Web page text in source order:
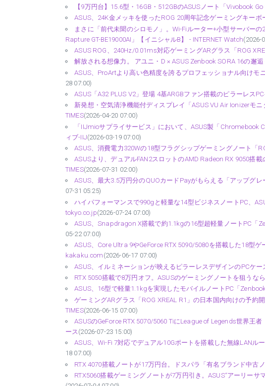
【9万円台】15.6型・16GB・512GBのASUSノート「Vivobook
ASUS、24K金メッキを使ったROG 20周年記念ゲーミングキー
まさに「前代未聞のシロモノ」。Wi-Fiルーター+小型サーバー
Rapture GT-BE19000AI」【イニシャルB】 - INTERNET Watch(2026-
ASUS ROG、240Hz/0.01ms対応ゲーミングARグラス「ROG
解放される想像力。 アユニ・D × ASUS Zenbook SORA 16の邂逅
ASUS、ProArtより高い色精度を誇るプロフェッショナル向けモ
28 07:00)
ASUS「A32 PLUS V2」登場 4基ARGBファン搭載のピラーレス
新発想・空気清浄機能付ディスプレイ「ASUS VU Air Ionizerモ
TIMES(2026-04-20 07:00)
「IIJmioサプライサービス」において、ASUS製「
ィブ-IIJ(2026-03-19 07:00)
ASUS、消費電力320Wの18型フラグシップゲーミングノート「
ASUSより、デュアルFAN2スロットのAMD Radeon RX 9050搭
TIMES(2026-07-31 02:00)
ASUS、最大3.5万円分のQUOカードPayがもらえる「アップグ
07-31 05:25)
ハイパフォーマンスで990gと軽量な14型ビジネスノートPC、
tokyo.co.jp(2026-07-24 07:00)
ASUS、Snapdragon X搭載で約1.1kgの16型超軽量ノートPC「
05-22 07:00)
ASUS、Core Ultra 9やGeForce RTX 5090/5080を搭載した18型ゲ
kakaku.com (2026-06-17 07:00)
ASUS、イルミネーションが映えるピラーレスデザインのPCケ
RTX 5050搭載で8万円オフ。ASUSのゲーミングノートを狙うな
ASUS、16型で軽量1.1kgを実現したモバイルノートPC「
ゲーミングARグラス「ROG XREAL R1」の日本国内向けの予約
TIMES(2026-06-15 07:00)
ASUSのGeForce RTX 5070/5060 TiにLeague of Legends世界王
ース(2026-07-23 15:00)
ASUS、Wi-Fi 7対応でデュアル10Gポートを搭載した無線LANル
18 07:00)
RTX 4070搭載ノートが17万円台。ドスパラ「有名ブランド中古
RTX5060搭載ゲーミングノートが7万円引き。ASUS“アーリー